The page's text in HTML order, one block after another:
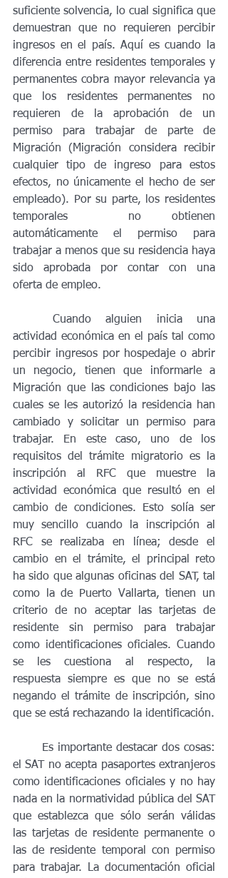
suficiente solvencia, lo cual significa que
demuestran que no requieren percibir
ingresos en el país. Aquí es cuando la
diferencia entre residentes temporales y
permanentes cobra mayor relevancia ya
que los residentes permanentes no
requieren de la aprobación de un
permiso para trabajar de parte de
Migración (Migración considera recibir
cualquier tipo de ingreso para estos
efectos, no únicamente el hecho de ser
empleado). Por su parte, los residentes
temporales  no obtienen
automáticamente el permiso para
trabajar a menos que su residencia haya
sido aprobada por contar con una
oferta de empleo.
actividad económica en el país tal como
percibir ingresos por hospedaje o abrir
un negocio, tienen que informarle a
Migración que las condiciones bajo las
cuales se les autorizó la residencia han
cambiado y solicitar un permiso para
trabajar. En este caso, uno de los
requisitos del trámite migratorio es la
inscripción al RFC que muestre la
actividad económica que resultó en el
cambio de condiciones. Esto solía ser
muy sencillo cuando la inscripción al
RFC se realizaba en línea; desde el
cambio en el trámite, el principal reto
ha sido que algunas oficinas del SAT, tal
como la de Puerto Vallarta, tienen un
criterio de no aceptar las tarjetas de
residente sin permiso para trabajar
como identificaciones oficiales. Cuando
se les cuestiona al respecto, la
respuesta siempre es que no se está
negando el trámite de inscripción, sino
que se está rechazando la identificación.
el SAT no acepta pasaportes extranjeros
como identificaciones oficiales y no hay
nada en la normatividad pública del SAT
que establezca que sólo serán válidas
las tarjetas de residente permanente o
las de residente temporal con permiso
para trabajar. La documentación oficial